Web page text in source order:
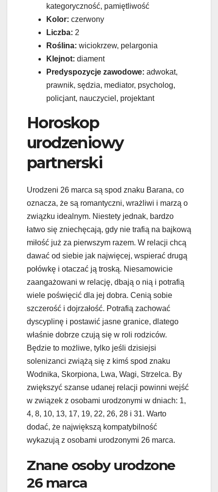
kategoryczność, pamiętliwość
Kolor: czerwony
Liczba: 2
Roślina: wiciokrzew, pelargonia
Klejnot: diament
Predyspozycje zawodowe: adwokat,
prawnik, sędzia, mediator, psycholog,
policjant, nauczyciel, projektant
Horoskop
urodzeniowy
partnerski
Urodzeni 26 marca są spod znaku Barana, co
oznacza, że są romantyczni, wrażliwi i marzą o
związku idealnym. Niestety jednak, bardzo
łatwo się zniechęcają, gdy nie trafią na bajkową
miłość już za pierwszym razem. W relacji chcą
dawać od siebie jak najwięcej, wspierać drugą
połówkę i otaczać ją troską. Niesamowicie
zaangażowani w relację, dbają o nią i potrafią
wiele poświęcić dla jej dobra. Cenią sobie
szczerość i dojrzałość. Potrafią zachować
dyscyplinę i postawić jasne granice, dlatego
właśnie dobrze czują się w roli rodziców.
Będzie to możliwe, tylko jeśli dzisiejsi
solenizanci zwiążą się z kimś spod znaku
Wodnika, Skorpiona, Lwa, Wagi, Strzelca. By
zwiększyć szanse udanej relacji powinni wejść
w związek z osobami urodzonymi w dniach: 1,
4, 8, 10, 13, 17, 19, 22, 26, 28 i 31. Warto
dodać, że największą kompatybilność
wykazują z osobami urodzonymi 26 marca.
Znane osoby urodzone
26 marca